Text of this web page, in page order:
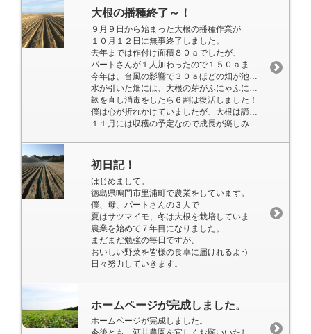
大根の播種終了～！
９月９日から始まった大根の播種作業が
１０月１２日に無事終了しました。
去年までは作付け面積８０ａでしたが、
パートさんが１人加わったので１５０ａまで増やすことができました。
今年は、台風の影響で３０ａほどの畑が池になりました、、、
水が引いた畑には、大根の芽がふにゃふにゃになって横たわっていましたが、
畝を直し消毒をしたら６割は復活しました！
僕は心が折れかけていましたが、大根は諦めていませんでした。
１１月には収穫の予定なので成長が楽しみです。
初日記！
はじめまして。
徳島県鳴門市里浦町で農業をしています。
僕、母、パートさんの３人で
夏はサツマイモ、冬は大根を栽培しています。
農業を始めて７年目になりました。
まだまだ勉強の毎日ですが、
おいしい野菜を皆様の食卓に届けれるよう
日々努力していきます。
ホームページが完成しました。
ホームページが完成しました。